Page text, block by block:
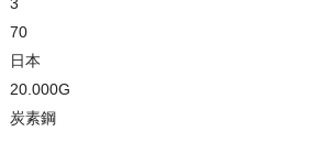
70
日本
20.000G
炭素鋼